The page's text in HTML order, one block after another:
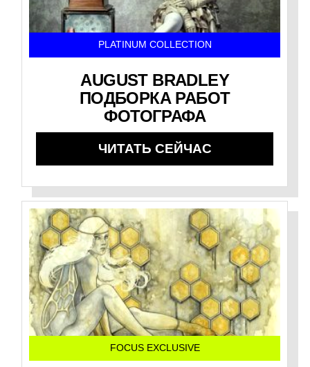
PLATINUM COLLECTION
AUGUST BRADLEY
ПОДБОРКА РАБОТ
ФОТОГРАФА
ЧИТАТЬ СЕЙЧАС
FOCUS EXCLUSIVE